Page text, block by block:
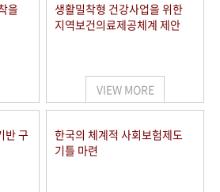
을
생활밀착형 건강사업을 위한
지역보건의료제공체계 제안
VIEW MORE
반 구
한국의 체계적 사회보험제도
기틀 마련